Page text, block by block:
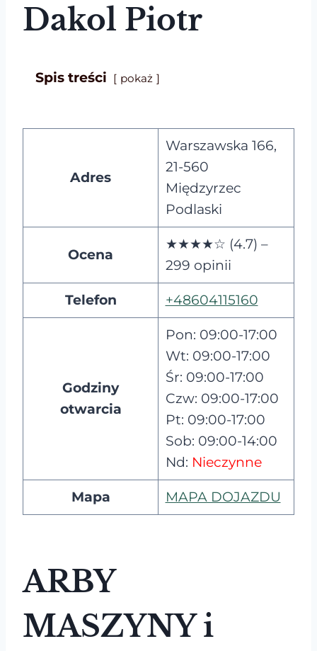
Dakol Piotr
Spis treści pokaż
Adres
Warszawska 166,
21-560
Międzyrzec
Podlaski
Ocena
★★★★☆ (4.7) –
299 opinii
Telefon +48604115160
Godziny
otwarcia
Pon: 09:00-17:00
Wt: 09:00-17:00
Śr: 09:00-17:00
Czw: 09:00-17:00
Pt: 09:00-17:00
Sob: 09:00-14:00
Nd: Nieczynne
Mapa MAPA DOJAZDU
ARBY
MASZYNY i